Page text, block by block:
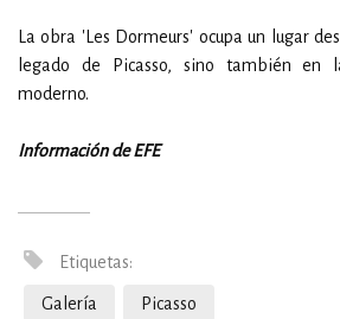
La obra 'Les Dormeurs' ocupa un lugar
legado de Picasso, sino también en
moderno.
Información de EFE
Etiquetas:
Galería Picasso